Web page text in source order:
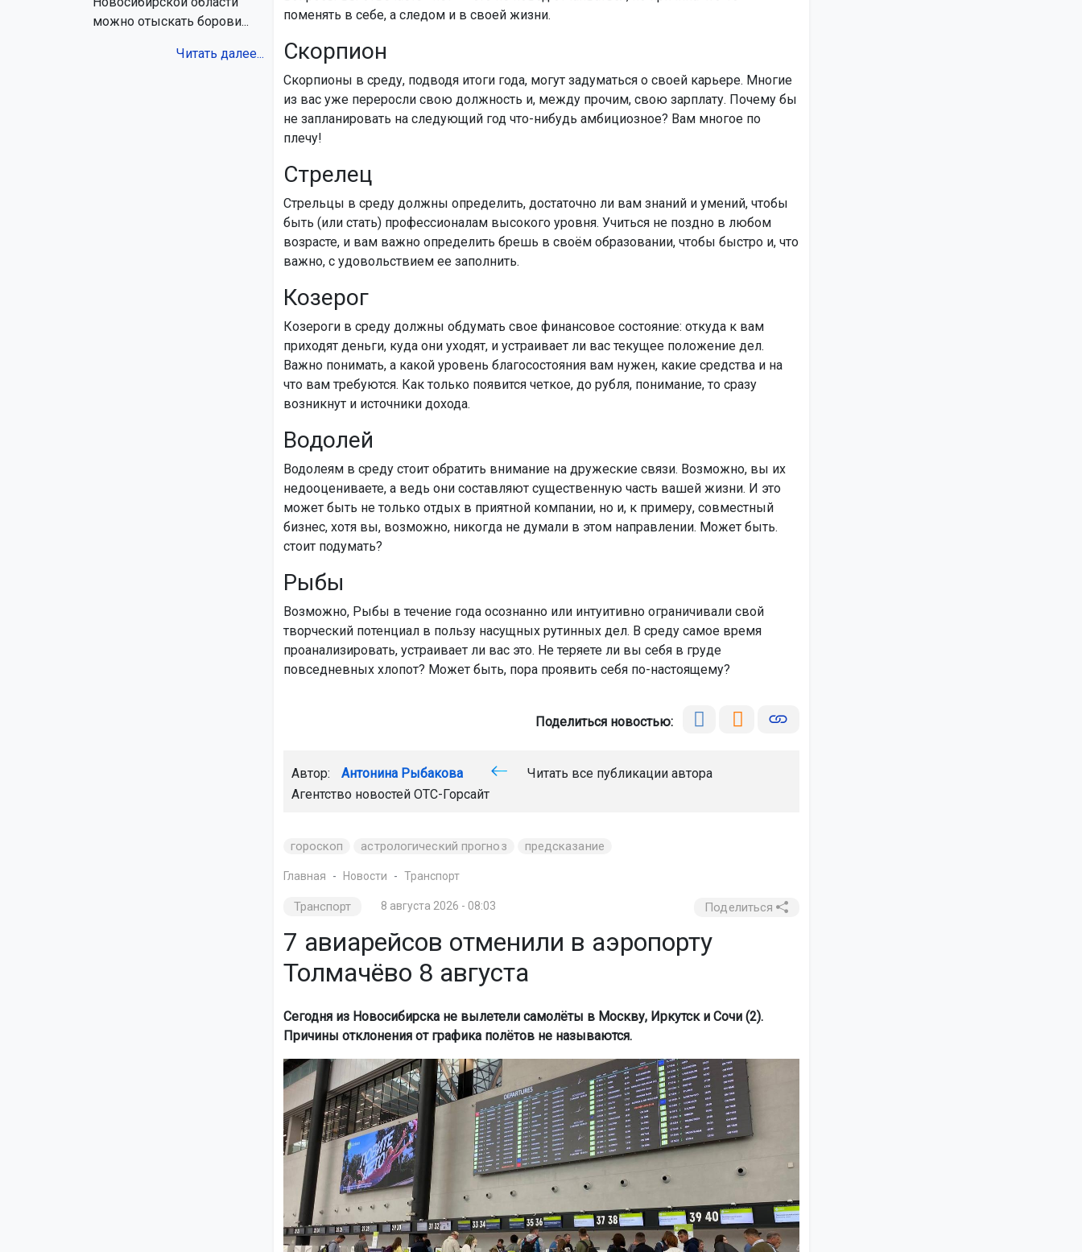
можно отыскать борови...
Читать далее...
поменять в себе, а следом и в своей жизни.
Скорпион
Скорпионы в среду, подводя итоги года, могут задуматься о своей карьере. Многие
из вас уже переросли свою должность и, между прочим, свою зарплату. Почему бы
не запланировать на следующий год что-нибудь амбициозное? Вам многое по
плечу!
Стрелец
Стрельцы в среду должны определить, достаточно ли вам знаний и умений, чтобы
быть (или стать) профессионалам высокого уровня. Учиться не поздно в любом
возрасте, и вам важно определить брешь в своём образовании, чтобы быстро и, что
важно, с удовольствием ее заполнить.
Козерог
Козероги в среду должны обдумать свое финансовое состояние: откуда к вам
приходят деньги, куда они уходят, и устраивает ли вас текущее положение дел.
Важно понимать, а какой уровень благосостояния вам нужен, какие средства и на
что вам требуются. Как только появится четкое, до рубля, понимание, то сразу
возникнут и источники дохода.
Водолей
Водолеям в среду стоит обратить внимание на дружеские связи. Возможно, вы их
недооцениваете, а ведь они составляют существенную часть вашей жизни. И это
может быть не только отдых в приятной компании, но и, к примеру, совместный
бизнес, хотя вы, возможно, никогда не думали в этом направлении. Может быть.
стоит подумать?
Рыбы
Возможно, Рыбы в течение года осознанно или интуитивно ограничивали свой
творческий потенциал в пользу насущных рутинных дел. В среду самое время
проанализировать, устраивает ли вас это. Не теряете ли вы себя в груде
повседневных хлопот? Может быть, пора проявить себя по-настоящему?
Поделиться новостью:
Автор: Антонина Рыбакова
Читать все публикации автора
Агентство новостей ОТС-Горсайт
гороскоп астрологический прогноз предсказание
Главная Новости Транспорт
Транспорт 8 августа 2026 - 08:03 Поделиться
7 авиарейсов отменили в аэропорту
Толмачёво 8 августа
Сегодня из Новосибирска не вылетели самолёты в Москву, Иркутск и Сочи (2).
Причины отклонения от графика полётов не называются.